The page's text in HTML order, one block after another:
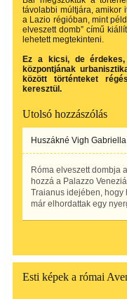
távolabbi múltjára, amikor
a Lazio régióban, mint
elveszett domb” című
lehetett megtekinteni.
Ez a kicsi, de
központjának
között történteket
keresztül.
Utolsó hozzászólás
Huszákné Vigh Gabriella
Róma elveszett dombja
hozzá a Palazzo
Traianus idejében, hogy
már elhordattak egy
Esti képek a római